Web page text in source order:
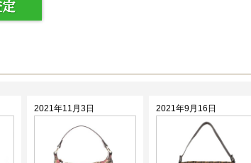
2021年11月3日 2021年9月16日